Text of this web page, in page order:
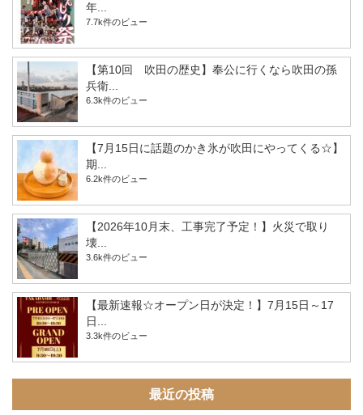
年...
7.7k件のビュー
【第10回 吹田の歴史】奉公に行くなら吹田の孫
兵衛...
6.3k件のビュー
【7月15日に話題のかき氷が吹田にやってくる☆】
期...
6.2k件のビュー
【2026年10月末、工事完了予定！】火災で取り
壊...
3.6k件のビュー
【最新速報☆オープン日が決定！】7月15日～17
日...
3.3k件のビュー
最近の投稿